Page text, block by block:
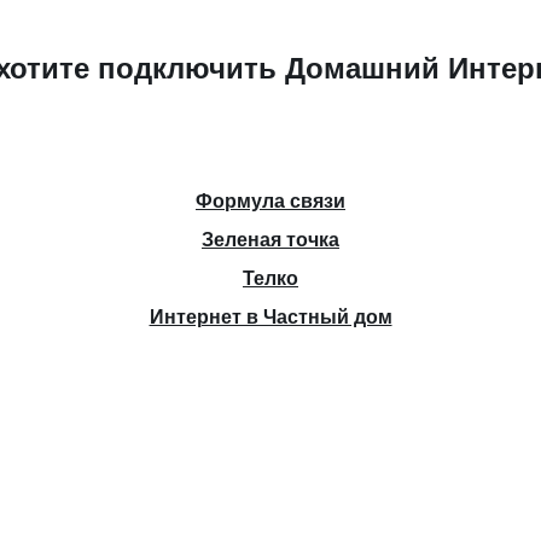
подключить Домашний
Формула связи
Зеленая точка
Телко
Интернет в Частный дом